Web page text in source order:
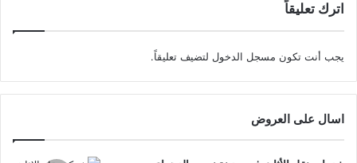
اترك تعليقاً
يجب أنت تكون مسجل الدخول لتضيف تعليقاً.
اسال على العروض